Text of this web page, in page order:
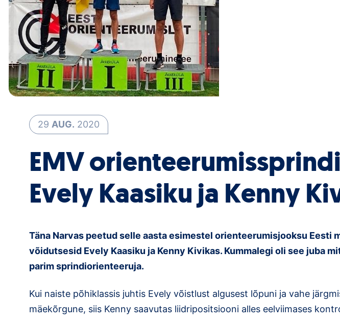
29 AUG. 2020
EMV
Evely Kaasiku ja Kenny
Täna Narvas peetud selle aasta esimestel orienteerumisjooksu Eesti
võidutsesid Evely Kaasiku ja Kenny Kivikas. Kummalegi oli see juba
parim sprindiorienteeruja.
Kui naiste põhiklassis juhtis Evely võistlust algusest lõpuni ja vahe
mäekõrgune, siis Kenny saavutas liidripositsiooni alles eelviimases